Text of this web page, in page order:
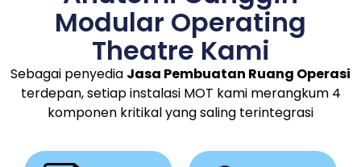
Modular Operating
Theatre Kami
Sebagai penyedia Jasa Pembuatan Ruang Operasi
terdepan, setiap instalasi MOT kami merangkum 4
komponen kritikal yang saling terintegrasi